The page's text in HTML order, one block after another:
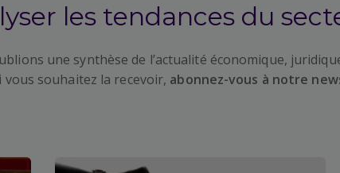
les tendances du
une synthèse de l’actualité économique,
vous souhaitez la recevoir, abonnez-vous à notre